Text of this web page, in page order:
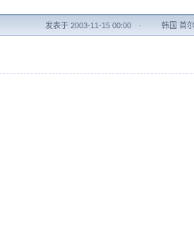
发表于 2003-11-15 00:00 · 韩国 首